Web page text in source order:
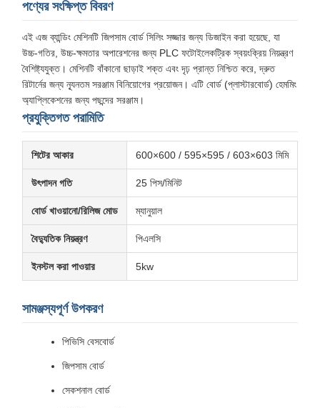
পণ্যের সংক্ষিপ্ত বিবরণ
এই এজ ব্যান্ডিং মেশিনটি জিপসাম বোর্ড সিলিং সজ্জার জন্য ডিজাইন করা হয়েছে, যা
উচ্চ-গতির, উচ্চ-ক্ষমতার অপারেশনের জন্য PLC ফটোইলেকট্রিক স্বয়ংক্রিয় নিয়ন্ত্রণ
বৈশিষ্ট্যযুক্ত। মেশিনটি বাঁকানো ছাড়াই শক্ত এবং দৃঢ় প্রান্ত নিশ্চিত করে, দ্রুত
রিটার্নের জন্য ন্যূনতম সরঞ্জাম বিনিয়োগের প্রয়োজন। এটি বোর্ড (প্লাস্টারবোর্ড) হেমমিং
অ্যাপ্লিকেশনের জন্য পছন্দের সরঞ্জাম।
প্রযুক্তিগত পরামিতি
শিটের আকার 600×600 / 595×595 / 603×603 মিমি
উৎপাদন গতি 25 পিস/মিনিট
বোর্ড খাওয়ানো/রিলিজ মোড ম্যানুয়াল
বৈদ্যুতিক নিয়ন্ত্রণ পিএলসি
ইনস্টল করা পাওয়ার 5kw
সামঞ্জস্যপূর্ণ উপকরণ
পিভিসি বেসবোর্ড
জিপসাম বোর্ড
সেকশনাল বোর্ড